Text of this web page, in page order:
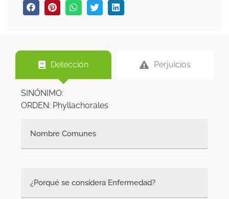
Detección Perjuicios
SINÓNIMO:
ORDEN: Phyllachorales
Nombre Comunes
¿Porqué se considera Enfermedad?